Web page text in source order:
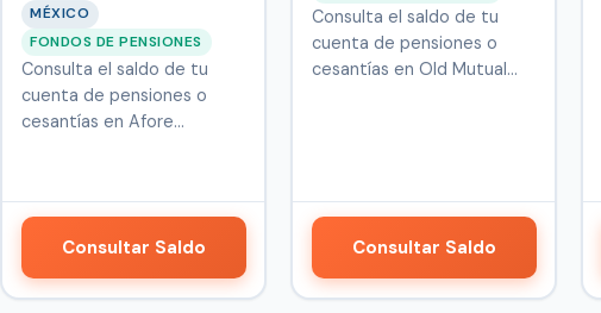
MÉXICO
FONDOS DE PENSIONES
Consulta el saldo de tu
cuenta de pensiones o
cesantías en Afore
Consultar Saldo
Consulta el saldo de tu
cuenta de pensiones o
cesantías en Old Mutual
Consultar Saldo